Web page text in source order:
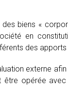
biens «
en
des apports
externe
opérée